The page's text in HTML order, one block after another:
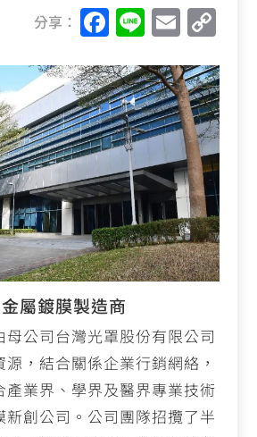
分享： F
a
c
e
b
o
o
k
Li
n
e
E
m
ai
l
C
p
y
Li
n
k
屬鍍膜製造商
母公司台灣光罩股份有限公司
，結合關係企業行銷網絡，
產業界、學界及醫界專業技術
新創公司。公司團隊招攬了半